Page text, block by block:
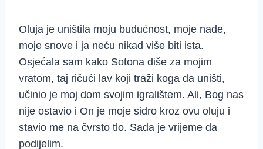
Oluja je uništila moju budućnost, moje nade,
moje snove i ja neću nikad više biti ista.
Osjećala sam kako Sotona diše za mojim
vratom, taj ričući lav koji traži koga da uništi,
učinio je moj dom svojim igralištem. Ali, Bog nas
nije ostavio i On je moje sidro kroz ovu oluju i
stavio me na čvrsto tlo. Sada je vrijeme da
podijelim.